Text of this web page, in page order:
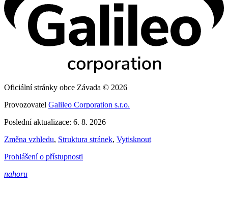
Oficiální stránky obce Závada © 2026
Provozovatel Galileo Corporation s.r.o.
Poslední aktualizace: 6. 8. 2026
Změna vzhledu, Struktura stránek, Vytisknout
Prohlášení o přístupnosti
nahoru